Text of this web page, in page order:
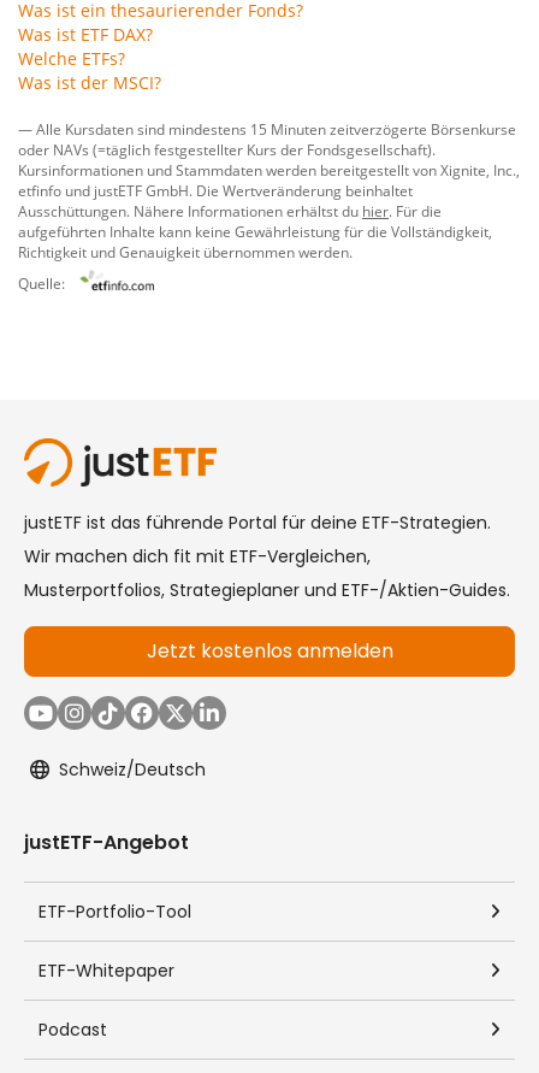
Was ist ein thesaurierender Fonds?
Was ist ETF DAX?
Welche ETFs?
Was ist der MSCI?
— Alle Kursdaten sind mindestens 15 Minuten zeitverzögerte Börsenkurse
oder NAVs (=täglich festgestellter Kurs der Fondsgesellschaft).
Kursinformationen und Stammdaten werden bereitgestellt vonXignite, Inc.
etfinfo und justETF GmbH. Die Wertveränderung beinhaltet
Ausschüttungen. Nähere Informationen erhältst du hier. Für die
aufgeführten Inhalte kann keine Gewährleistung für die Vollständigkeit,
Richtigkeit und Genauigkeit übernommen werden.
Quelle: